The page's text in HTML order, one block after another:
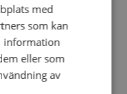
för offentliga
med
som kan
information
eller som
av